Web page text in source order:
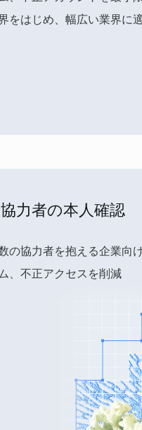
をはじめ、幅広い業界に
力者の本人確認
の協力者を抱える企業向
、不正アクセスを削減